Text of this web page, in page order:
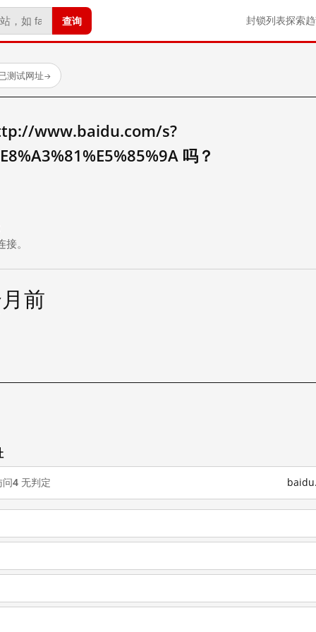
查询 封锁列表探索
测试网址→
www.baidu.com/s?
吗？
。
前
问4 无判定